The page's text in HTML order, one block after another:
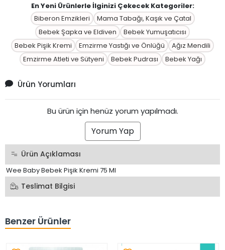
En Yeni Ürünlerle İlginizi Çekecek Kategoriler:
Biberon Emzikleri
Mama Tabağı, Kaşık ve Çatal
Bebek Şapka ve Eldiven
Bebek Yumuşatıcısı
Bebek Pişik Kremi
Emzirme Yastığı ve Önlüğü
Ağız Mendili
Emzirme Atleti ve Sütyeni
Bebek Pudrası Bebek Yağı
Ürün Yorumları
Bu ürün için henüz yorum yapılmadı.
Yorum Yap
Ürün Açıklaması
Wee Baby Bebek Pişik Kremi 75 Ml
Teslimat Bilgisi
Benzer Ürünler